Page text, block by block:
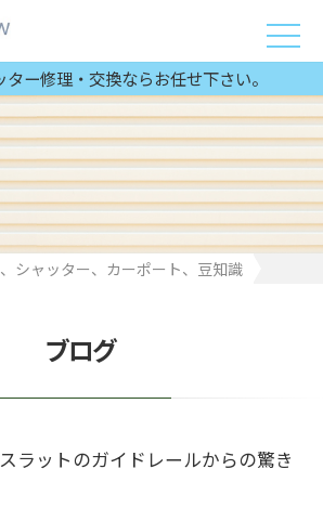
ー修理・交換ならお任せ下さい。
シャッター、カーポート、豆知識
ブログ
ラットのガイドレールからの驚き